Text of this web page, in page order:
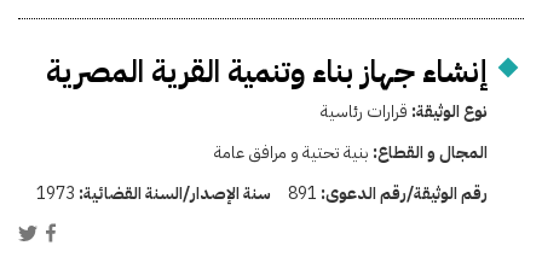
إنشاء جهاز بناء وتنمية القرية المصرية
نوع الوثيقة: قرارات رئاسية
المجال و القطاع: بنية تحتية و مرافق عامة
رقم الوثيقة/رقم الدعوى: 891 سنة الإصدار/السنة القضائية: 1973